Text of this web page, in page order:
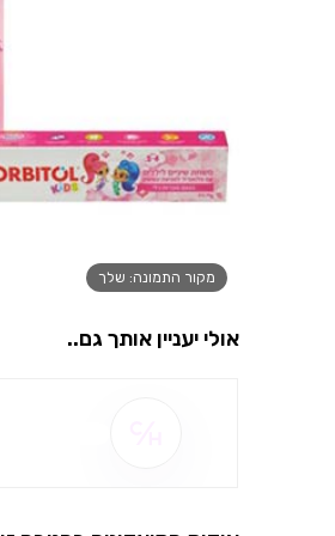
מקור התמונה: שלך
אולי יעניין אותך גם..